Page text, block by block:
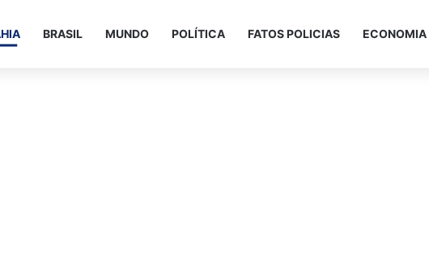
BRASIL MUNDO POLÍTICA FATOS POLICIAS ECONOMIA